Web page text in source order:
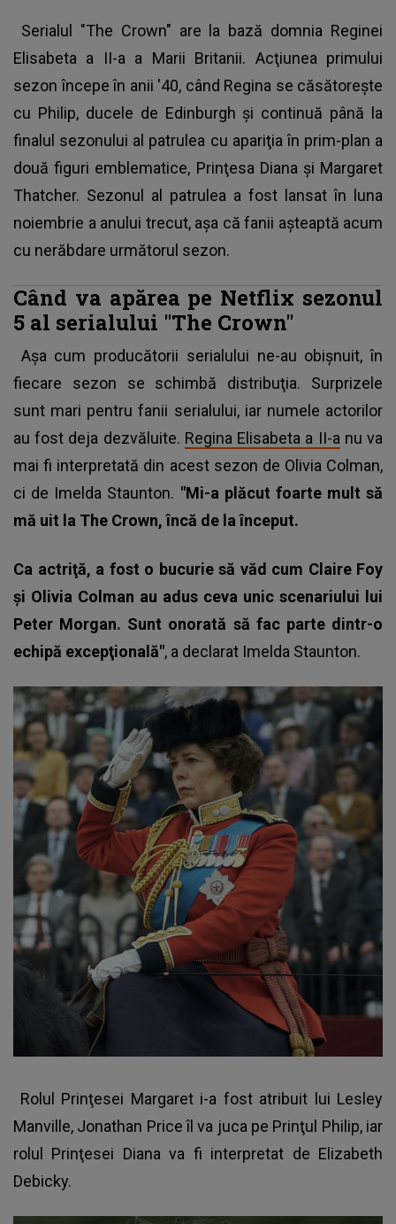
Serialul "The Crown" are la bază domnia Reginei
Elisabeta a II-a a Marii Britanii. Acţiunea primului
sezon începe în anii '40, când Regina se căsătoreşte
cu Philip, ducele de Edinburgh şi continuă până la
finalul sezonului al patrulea cu apariţia în prim-plan a
două figuri emblematice, Prinţesa Diana şi Margaret
Thatcher. Sezonul al patrulea a fost lansat în luna
noiembrie a anului trecut, aşa că fanii aşteaptă acum
cu nerăbdare următorul sezon.
Când va apărea pe Netflix sezonul
5 al serialului "The Crown"
Aşa cum producătorii serialului ne-au obişnuit, în
fiecare sezon se schimbă distribuţia. Surprizele
sunt mari pentru fanii serialului, iar numele actorilor
au fost deja dezvăluite. Regina Elisabeta a II-a nu va
mai fi interpretată din acest sezon de Olivia Colman,
ci de Imelda Staunton. "Mi-a plăcut foarte mult să
mă uit la The Crown, încă de la început.
Ca actriţă, a fost o bucurie să văd cum Claire Foy
şi Olivia Colman au adus ceva unic scenariului lui
Peter Morgan. Sunt onorată să fac parte dintr-o
echipă excepţională", a declarat Imelda Staunton.
Rolul Prinţesei Margaret i-a fost atribuit lui Lesley
Manville, Jonathan Price îl va juca pe Prinţul Philip, iar
rolul Prinţesei Diana va fi interpretat de Elizabeth
Debicky.